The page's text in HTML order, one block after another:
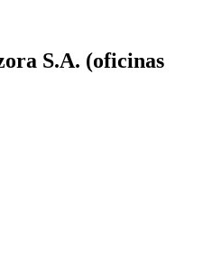
S.A. (oficinas